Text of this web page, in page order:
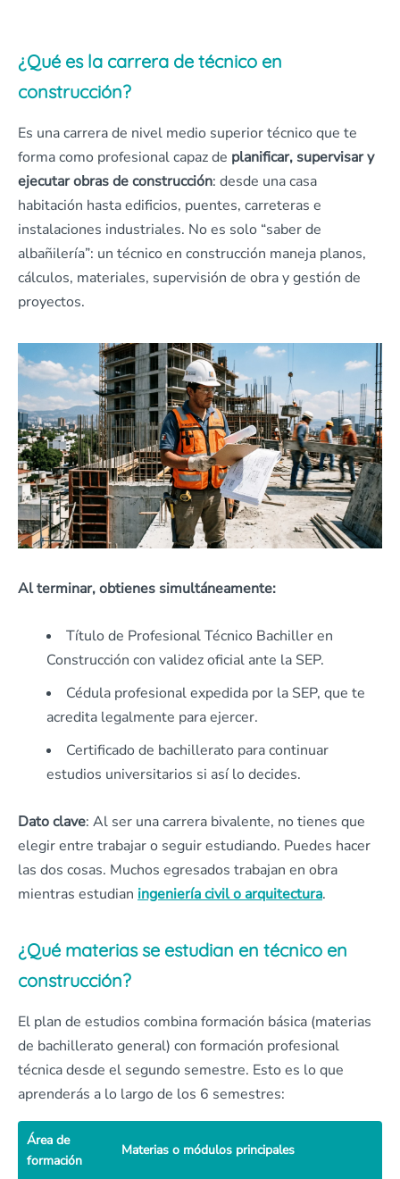
¿Qué es la carrera de técnico en
construcción?
Es una carrera de nivel medio superior técnico que te
forma como profesional capaz de planificar, supervisar y
ejecutar obras de construcción: desde una casa
habitación hasta edificios, puentes, carreteras e
instalaciones industriales. No es solo “saber de
albañilería”: un técnico en construcción maneja planos,
cálculos, materiales, supervisión de obra y gestión de
proyectos.
Al terminar, obtienes simultáneamente:
Título de Profesional Técnico Bachiller en
Construcción con validez oficial ante la SEP.
Cédula profesional expedida por la SEP, que te
acredita legalmente para ejercer.
Certificado de bachillerato para continuar
estudios universitarios si así lo decides.
Dato clave: Al ser una carrera bivalente, no tienes que
elegir entre trabajar o seguir estudiando. Puedes hacer
las dos cosas. Muchos egresados trabajan en obra
mientras estudian ingeniería civil o arquitectura.
¿Qué materias se estudian en técnico en
construcción?
El plan de estudios combina formación básica (materias
de bachillerato general) con formación profesional
técnica desde el segundo semestre. Esto es lo que
aprenderás a lo largo de los 6 semestres:
Área de
formación
Materias o módulos principales